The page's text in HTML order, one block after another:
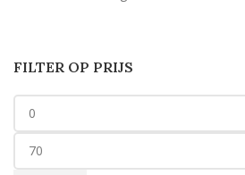
FILTER OP PRIJS